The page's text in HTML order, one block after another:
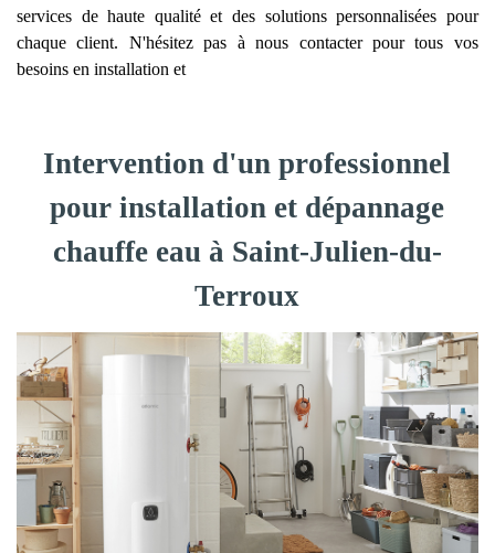
services de haute qualité et des solutions personnalisées pour
chaque client. N'hésitez pas à nous contacter pour tous vos
besoins en installation et
Intervention d'un professionnel
pour installation et dépannage
chauffe eau à Saint-Julien-du-
Terroux